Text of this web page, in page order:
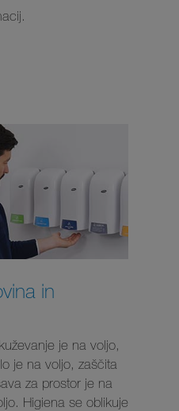
in
je na voljo,
je na voljo, zaščita
za prostor je na
Higiena se oblikuje